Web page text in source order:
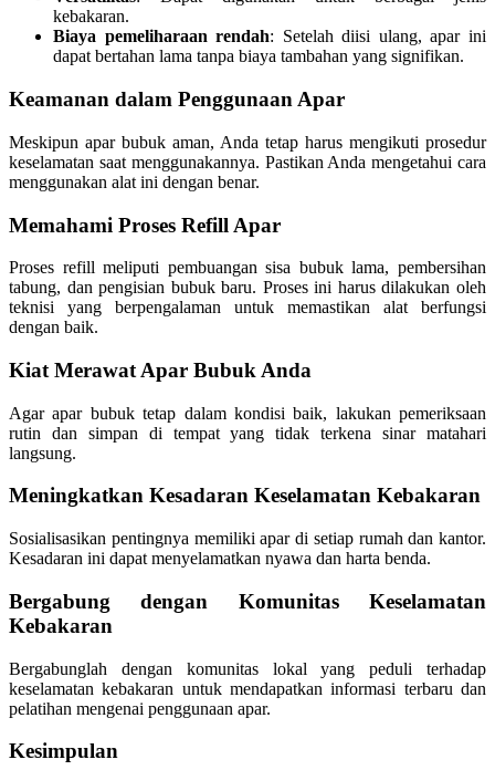
kebakaran.
Biaya pemeliharaan rendah: Setelah diisi ulang, apar ini
dapat bertahan lama tanpa biaya tambahan yang signifikan.
Keamanan dalam Penggunaan Apar
Meskipun apar bubuk aman, Anda tetap harus mengikuti prosedur
keselamatan saat menggunakannya. Pastikan Anda mengetahui cara
menggunakan alat ini dengan benar.
Memahami Proses Refill Apar
Proses refill meliputi pembuangan sisa bubuk lama, pembersihan
tabung, dan pengisian bubuk baru. Proses ini harus dilakukan oleh
teknisi yang berpengalaman untuk memastikan alat berfungsi
dengan baik.
Kiat Merawat Apar Bubuk Anda
Agar apar bubuk tetap dalam kondisi baik, lakukan pemeriksaan
rutin dan simpan di tempat yang tidak terkena sinar matahari
langsung.
Meningkatkan Kesadaran Keselamatan Kebakaran
Sosialisasikan pentingnya memiliki apar di setiap rumah dan kantor.
Kesadaran ini dapat menyelamatkan nyawa dan harta benda.
Bergabung dengan Komunitas Keselamatan
Kebakaran
Bergabunglah dengan komunitas lokal yang peduli terhadap
keselamatan kebakaran untuk mendapatkan informasi terbaru dan
pelatihan mengenai penggunaan apar.
Kesimpulan